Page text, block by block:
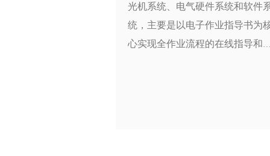
光机系统、电气硬件系统和软件
统，主要是以电子作业指导书为
心实现全作业流程的在线指导和提